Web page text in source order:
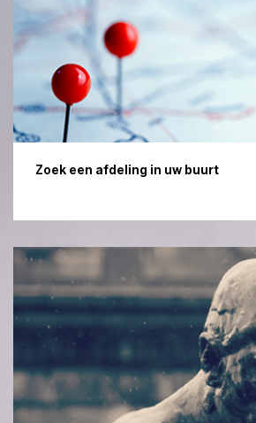
Zoek een afdeling in uw buurt